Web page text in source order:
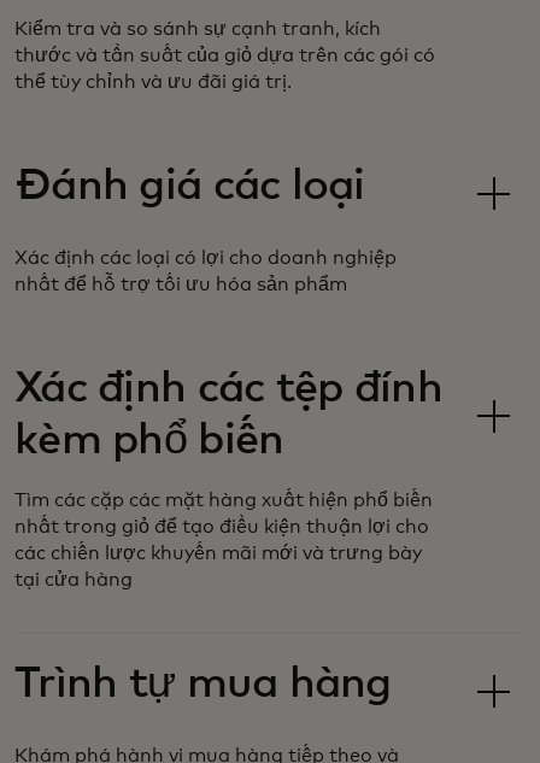
Kiểm tra và so sánh sự cạnh tranh, kích
thước và tần suất của giỏ dựa trên các gói có
thể tùy chỉnh và ưu đãi giá trị.
Đánh giá các loại
Xác định các loại có lợi cho doanh nghiệp
nhất để hỗ trợ tối ưu hóa sản phẩm
Xác định các tệp đính
kèm phổ biến
Tìm các cặp các mặt hàng xuất hiện phổ biến
nhất trong giỏ để tạo điều kiện thuận lợi cho
các chiến lược khuyến mãi mới và trưng bày
tại cửa hàng
Trình tự mua hàng
Khám phá hành vi mua hàng tiếp theo và